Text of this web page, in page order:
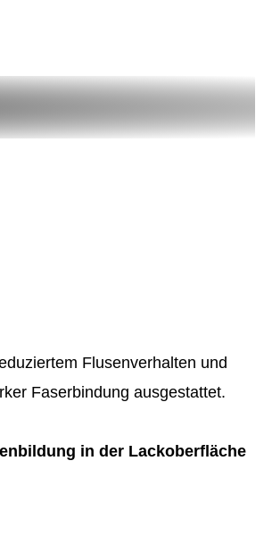
Flusenverhalten und
Faserbindung ausgestattet.
in der Lackoberfläche